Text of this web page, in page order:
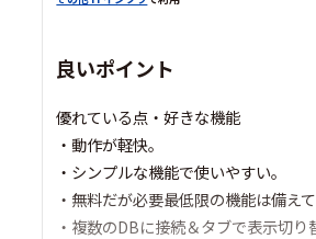
良いポイント
優れている点・好きな機能
・動作が軽快。
・シンプルな機能で使いやすい。
・無料だが必要最低限の機能は備えて
・複数のDBに接続＆タブで表示切り